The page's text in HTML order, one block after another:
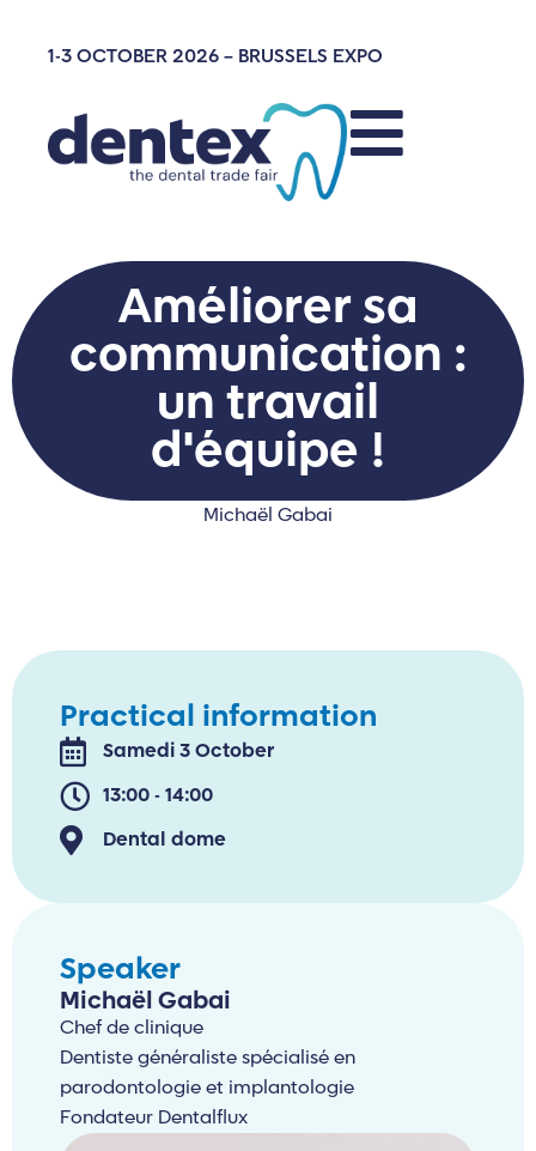
1-3 OCTOBER 2026 – BRUSSELS EXPO
Améliorer sa
communication :
un travail
d'équipe !
Michaël Gabai
Practical information
Samedi 3 October
13:00 - 14:00
Dental dome
Speaker
Michaël Gabai
Chef de clinique
Dentiste généraliste spécialisé en
parodontologie et implantologie
Fondateur Dentalflux